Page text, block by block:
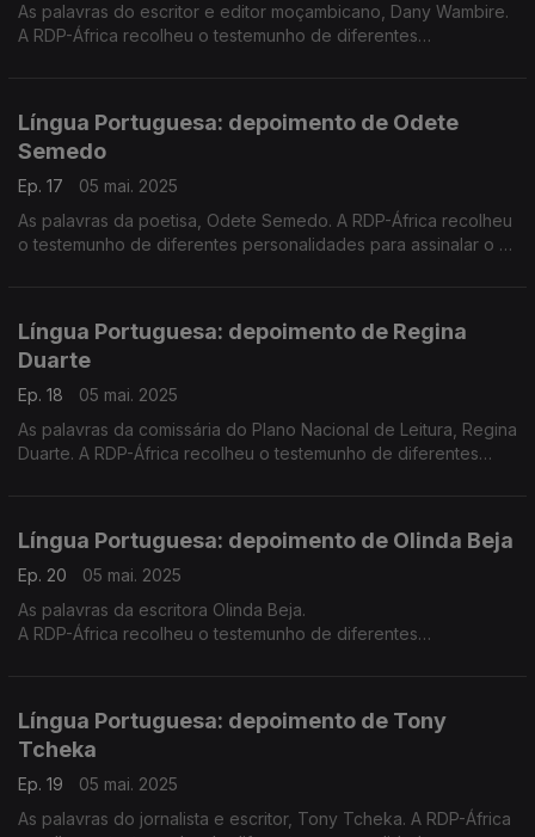
As palavras do escritor e editor moçambicano, Dany Wambire.
A RDP-África recolheu o testemunho de diferentes
Língua Portuguesa: depoimento de Odete
Semedo
Ep. 17
05 mai. 2025
As palavras da poetisa, Odete Semedo. A RDP-África recolheu
o testemunho de diferentes personalidades para assinalar o 5
Língua Portuguesa: depoimento de Regina
Duarte
Ep. 18
05 mai. 2025
As palavras da comissária do Plano Nacional de Leitura, Regina
Duarte. A RDP-África recolheu o testemunho de diferentes
Língua Portuguesa: depoimento de Olinda Beja
Ep. 20
05 mai. 2025
As palavras da escritora Olinda Beja.
A RDP-África recolheu o testemunho de diferentes
Língua Portuguesa: depoimento de Tony
Tcheka
Ep. 19
05 mai. 2025
As palavras do jornalista e escritor, Tony Tcheka. A RDP-África